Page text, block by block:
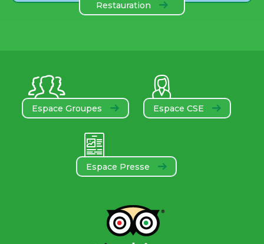
Restauration
Espace Groupes Espace CSE
Espace Presse